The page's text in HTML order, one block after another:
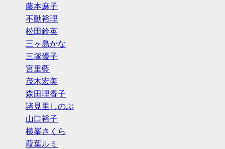
藤本麻子
不動裕理
松田鈴英
三ヶ島かな
三塚優子
宮里藍
茂木宏美
森田理香子
諸見里しのぶ
山口裕子
横峯さくら
葭葉ルミ